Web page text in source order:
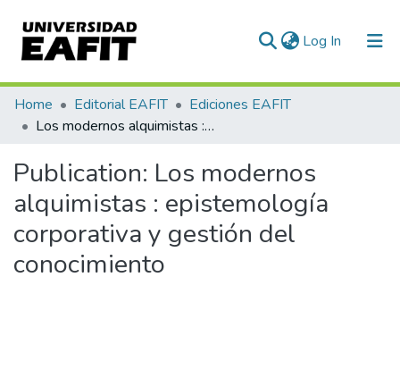
Log In (current)
Communities & Collections
All of DSpace
Statistics
Home Editorial EAFIT
Ediciones EAFIT
Los modernos alquimistas : epistemología corporativa y gestión del conocimiento
Publication: Los modernos
alquimistas : epistemología
corporativa y gestión del
conocimiento